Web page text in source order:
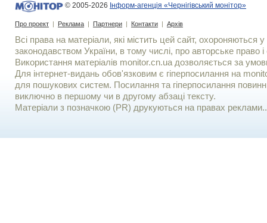
© 2005-2026 Інформ-агенція «Чернігівський монітор»
Про проект | Реклама | Партнери | Контакти | Архів
Всі права на матеріали, які містить цей сайт, охороняються у
законодавством України, в тому числі, про авторське право і
Використання матерiалiв monitor.cn.ua дозволяється за
Для iнтернет-видань обов'язковим є гiперпосилання на
для пошукових систем. Посилання та гіперпосилання
виключно в першому чи в другому абзаці тексту.
Матеріали з позначкою (PR) друкуються на правах реклами..